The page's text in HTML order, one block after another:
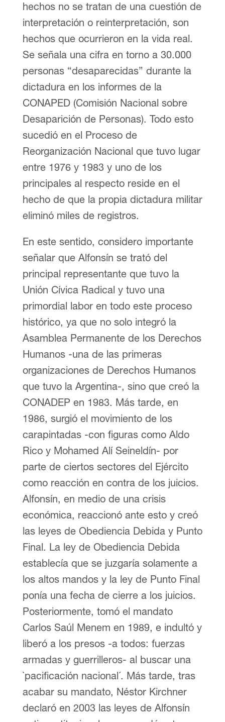
hechos no se tratan de una cuestión de
interpretación o reinterpretación, son
hechos que ocurrieron en la vida real.
Se señala una cifra en torno a 30.000
personas “desaparecidas” durante la
dictadura en los informes de la
CONAPED (Comisión Nacional sobre
Desaparición de Personas). Todo esto
sucedió en el Proceso de
Reorganización Nacional que tuvo lugar
entre 1976 y 1983 y uno de los
principales al respecto reside en el
hecho de que la propia dictadura militar
eliminó miles de registros.
En este sentido, considero importante
señalar que Alfonsín se trató del
principal representante que tuvo la
Unión Cívica Radical y tuvo una
primordial labor en todo este proceso
histórico, ya que no solo integró la
Asamblea Permanente de los Derechos
Humanos -una de las primeras
organizaciones de Derechos Humanos
que tuvo la Argentina-, sino que creó la
CONADEP en 1983. Más tarde, en
1986, surgió el movimiento de los
carapintadas -con figuras como Aldo
Rico y Mohamed Alí Seineldín- por
parte de ciertos sectores del Ejército
como reacción en contra de los juicios.
Alfonsín, en medio de una crisis
económica, reaccionó ante esto y creó
las leyes de Obediencia Debida y Punto
Final. La ley de Obediencia Debida
establecía que se juzgaría solamente a
los altos mandos y la ley de Punto Final
ponía una fecha de cierre a los juicios.
Posteriormente, tomó el mandato
Carlos Saúl Menem en 1989, e indultó y
liberó a los presos -a todos: fuerzas
armadas y guerrilleros- al buscar una
`pacificación nacional´. Más tarde, tras
acabar su mandato, Néstor Kirchner
declaró en 2003 las leyes de Alfonsín